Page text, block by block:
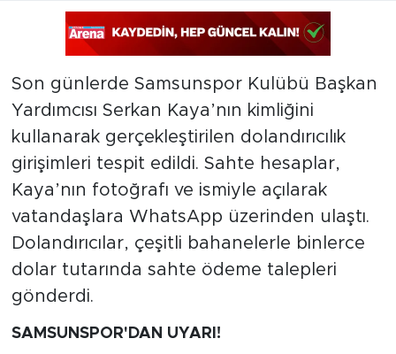
Son günlerde Samsunspor Kulübü Başkan
Yardımcısı Serkan Kaya’nın kimliğini
kullanarak gerçekleştirilen dolandırıcılık
girişimleri tespit edildi. Sahte hesaplar,
Kaya’nın fotoğrafı ve ismiyle açılarak
vatandaşlara WhatsApp üzerinden ulaştı.
Dolandırıcılar, çeşitli bahanelerle binlerce
dolar tutarında sahte ödeme talepleri
gönderdi.
SAMSUNSPOR'DAN UYARI!